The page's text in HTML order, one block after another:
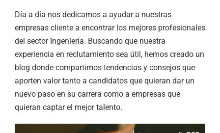
Día a día nos dedicamos a ayudar a nuestras
empresas cliente a encontrar los mejores profesionales
del sector Ingeniería. Buscando que nuestra
experiencia en reclutamiento sea útil, hemos creado un
blog donde compartimos tendencias y consejos que
aporten valor tanto a candidatos que quieran dar un
nuevo paso en su carrera como a empresas que
quieran captar el mejor talento.